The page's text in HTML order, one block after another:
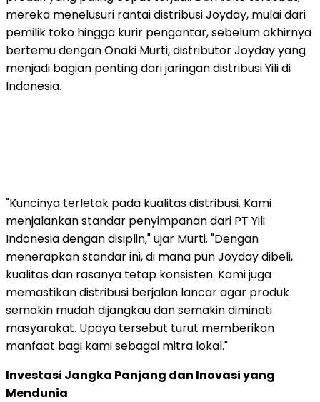
mereka menelusuri rantai distribusi Joyday, mulai dari
pemilik toko hingga kurir pengantar, sebelum akhirnya
bertemu dengan Onaki Murti, distributor Joyday yang
menjadi bagian penting dari jaringan distribusi Yili di
Indonesia.
"Kuncinya terletak pada kualitas distribusi. Kami
menjalankan standar penyimpanan dari PT Yili
Indonesia dengan disiplin," ujar Murti. "Dengan
menerapkan standar ini, di mana pun Joyday dibeli,
kualitas dan rasanya tetap konsisten. Kami juga
memastikan distribusi berjalan lancar agar produk
semakin mudah dijangkau dan semakin diminati
masyarakat. Upaya tersebut turut memberikan
manfaat bagi kami sebagai mitra lokal."
Investasi Jangka Panjang dan Inovasi yang
Mendunia